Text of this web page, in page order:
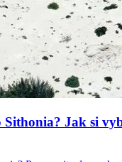
Sithonia? Jak si